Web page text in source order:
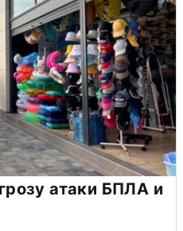
атаки БПЛА и